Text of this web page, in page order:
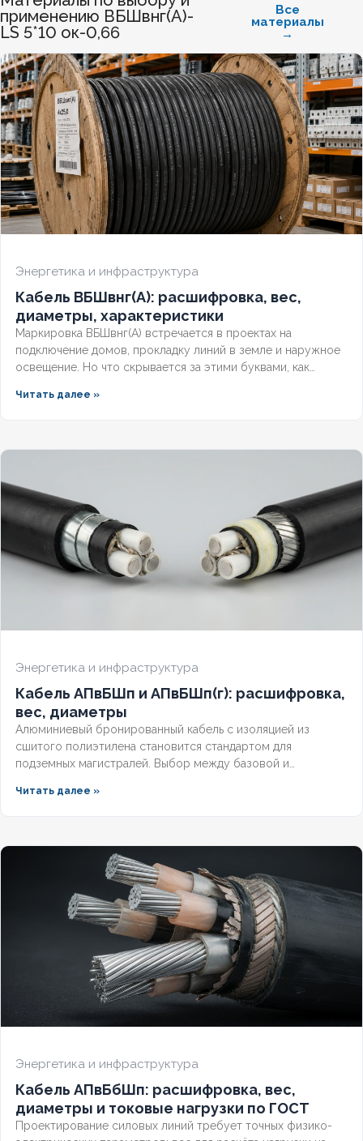
БЕЗГАЛОГЕННЫЙ Нет
ХЛАДОСТОЙКИЙ Нет
СЕЧЕНИЕ ТПЖ 2,5
ОГНЕСТОЙКИЙ Нет
НАЛИЧИЕ ЭКРАНА Нет
КОЛИЧЕСТВО ЖИЛ
применению ВБШвнг(А)-
LS 5*10 ок-0,66
Все
материалы
→
Энергетика и инфраструктура
Кабель ВБШвнг(А): расшифровка, вес,
диаметры, характеристики
Маркировка ВБШвнг(А) встречается в проектах на
подключение домов, прокладку линий в земле и наружное
освещение. Но что скрывается за этими буквами, как
индексом LS отличается от базовой? Разберём полную
подземной прокладки.
Читать далее »
Энергетика и инфраструктура
Кабель АПвБШп и АПвБШп(г): расшифровка,
вес, диаметры
Алюминиевый бронированный кабель с изоляцией из
сшитого полиэтилена становится стандартом для
подземных магистралей. Выбор между базовой и
вод и требований к надёжности. Разберём конструктивные
Читать далее »
Энергетика и инфраструктура
Кабель АПвБбШп: расшифровка, вес,
диаметры и токовые нагрузки по ГОСТ
Проектирование силовых линий требует точных физико-